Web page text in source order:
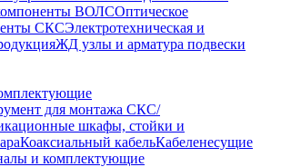
ВОЛСОптическое
СКСЭлектротехническая и
ЖД узлы и арматура подвески
для монтажа СКС/
шкафы, стойки и
Коаксиальный кабельКабеленесущие
и комплектующие